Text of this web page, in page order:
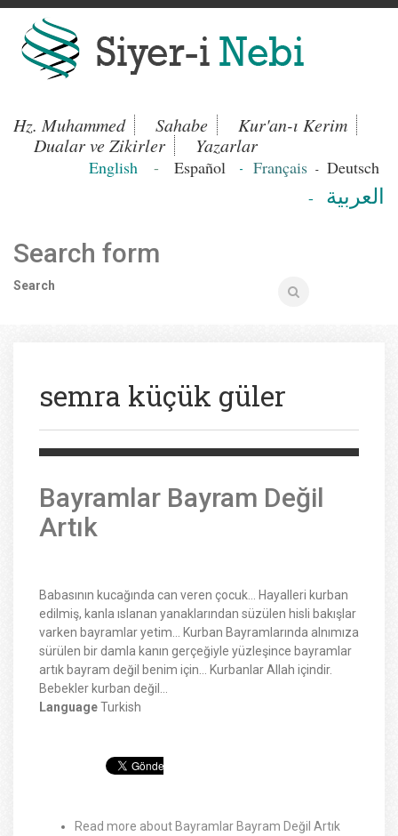
Hz. Muhammed Sahabe
Kur'an-ı Kerim
Dualar ve Zikirler
Yazarlar
English - Español - Français - Deutsch
-
العربية
Search form
Search
semra küçük güler
Bayramlar Bayram Değil
Artık
Babasının kucağında can veren çocuk… Hayalleri kurban
edilmiş, kanla ıslanan yanaklarından süzülen hisli bakışlar
varken bayramlar yetim… Kurban Bayramlarında alnımıza
sürülen bir damla kanın gerçeğiyle yüzleşince bayramlar
artık bayram değil benim için… Kurbanlar Allah içindir.
Bebekler kurban değil…
LanguageTurkish
Read more about Bayramlar Bayram Değil Artık